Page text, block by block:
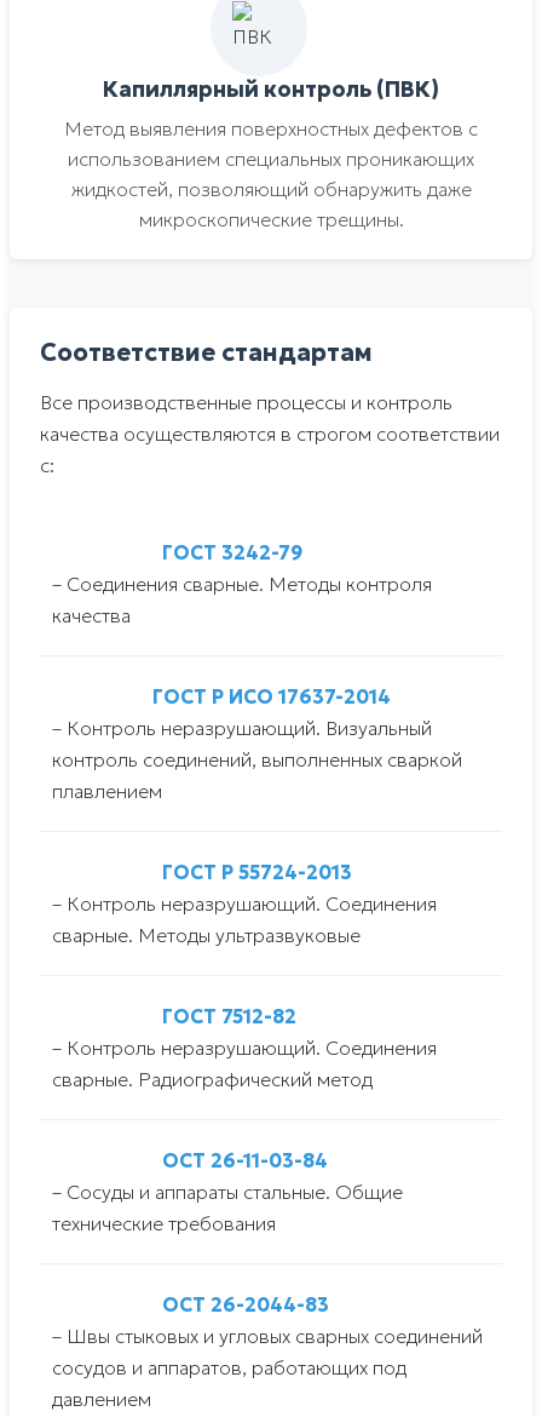
Капиллярный контроль (ПВК)
Метод выявления поверхностных дефектов с
использованием специальных проникающих
жидкостей, позволяющий обнаружить даже
микроскопические трещины.
Соответствие стандартам
Все производственные процессы и контроль
качества осуществляются в строгом соответствии
с:
ГОСТ 3242-79
– Соединения сварные. Методы контроля
качества
ГОСТ Р ИСО 17637-2014
– Контроль неразрушающий. Визуальный
контроль соединений, выполненных сваркой
плавлением
ГОСТ Р 55724-2013
– Контроль неразрушающий. Соединения
сварные. Методы ультразвуковые
ГОСТ 7512-82
– Контроль неразрушающий. Соединения
сварные. Радиографический метод
ОСТ 26-11-03-84
– Сосуды и аппараты стальные. Общие
технические требования
ОСТ 26-2044-83
– Швы стыковых и угловых сварных соединений
сосудов и аппаратов, работающих под
давлением